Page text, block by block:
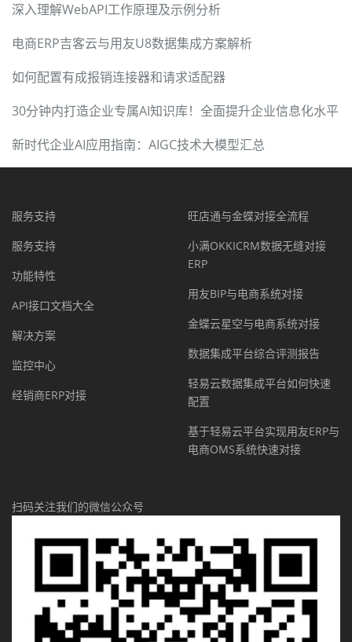
深入理解WebAPI工作原理及示例分析
电商ERP吉客云与用友U8数据集成方案解析
如何配置有成报销连接器和请求适配器
30分钟内打造企业专属AI知识库！全面提升企业信息化水平
新时代企业AI应用指南：AIGC技术大模型汇总
服务支持
服务支持
功能特性
API接口文档大全
解决方案
监控中心
经销商ERP对接
旺店通与金蝶对接全流程
小满OKKICRM数据无缝对接
ERP
用友BIP与电商系统对接
金蝶云星空与电商系统对接
数据集成平台综合评测报告
轻易云数据集成平台如何快速
配置
基于轻易云平台实现用友ERP与
电商OMS系统快速对接
扫码关注我们的微信公众号